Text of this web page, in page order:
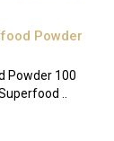
Powder
Powder 100
..